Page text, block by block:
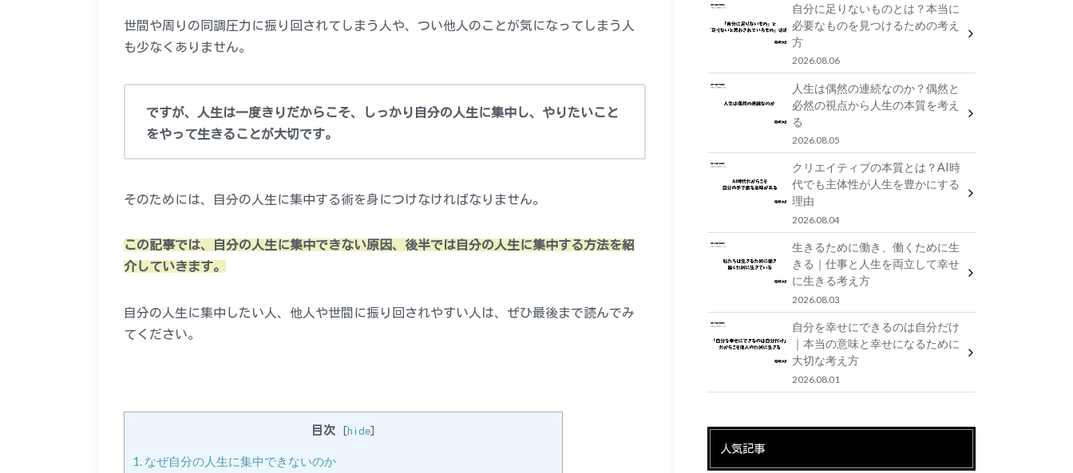
世間や周りの同調圧力に振り回されてしまう人や、つい他人のことが気になってしまう人
も少なくありません。
ですが、人生は一度きりだからこそ、しっかり自分の人生に集中し、やりたいこと
をやって生きることが大切です。
そのためには、自分の人生に集中する術を身につけなければなりません。
この記事では、自分の人生に集中できない原因、後半では自分の人生に集中する方法を紹
介していきます。
自分の人生に集中したい人、他人や世間に振り回されやすい人は、ぜひ最後まで読んでみ
てください。
目次 hide]
1. なぜ自分の人生に集中できないのか
自分に足りないものとは？本当に
必要なものを見つけるための考え
方
2026.08.06
人生は偶然の連続なのか？偶然と
必然の視点から人生の本質を考え
る
2026.08.05
クリエイティブの本質とは？AI時
代でも主体性が人生を豊かにする
理由
2026.08.04
生きるために働き、働くために生
きる｜仕事と人生を両立して幸せ
に生きる考え方
2026.08.03
自分を幸せにできるのは自分だけ
｜本当の意味と幸せになるために
大切な考え方
2026.08.01
人気記事